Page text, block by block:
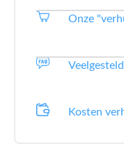
Onze
Kosten